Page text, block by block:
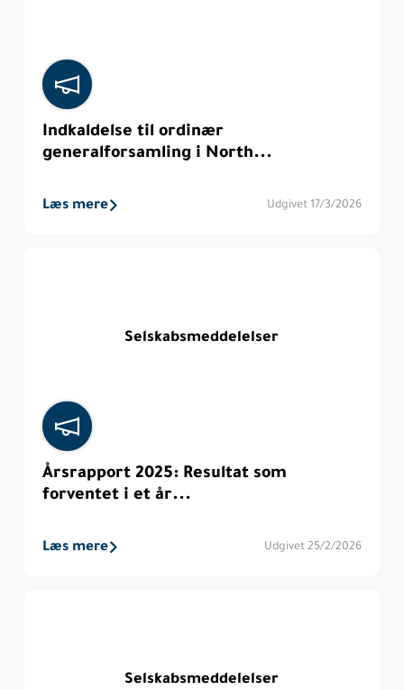
Indkaldelse til ordinær
generalforsamling i North...
Læs mere Udgivet 17/3/2026
Selskabsmeddelelser
Årsrapport 2025: Resultat som
forventet i et år...
Læs mere Udgivet 25/2/2026
Selskabsmeddelelser